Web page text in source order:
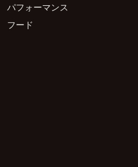
パフォーマンス
フード